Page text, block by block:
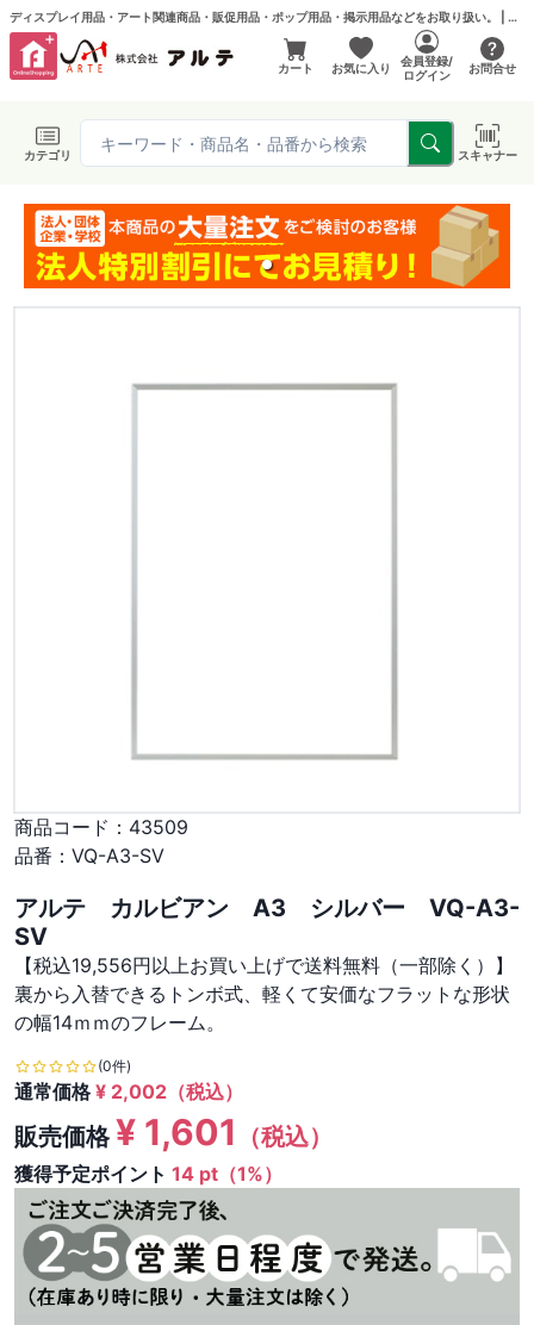
ディスプレイ用品・アート関連商品・販促用品・ポップ用品・掲示用品などをお取り扱い。 | アルテ フエルモール店
カート お気に入り
会員登録/
ログイン
お問合せ
カテゴリ スキャナー
商品コード： 43509
品番： VQ-A3-SV
アルテ カルビアン A3 シルバー VQ-A3-
SV
【税込19,556円以上お買い上げで送料無料（一部除く）】
裏から入替できるトンボ式、軽くて安価なフラットな形状
の幅14ｍｍのフレーム。
(0件)
通常価格¥ 2,002 （税込）
販売価格¥ 1,601 （税込）
獲得予定ポイント 14 pt（1%）